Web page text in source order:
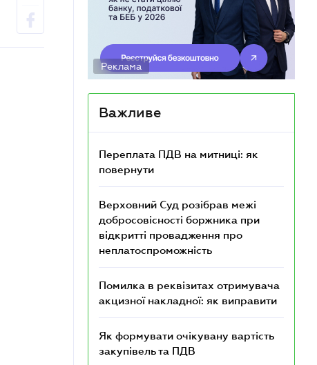
Реклама
Важливе
Переплата ПДВ на митниці: як
повернути
Верховний Суд розібрав межі
добросовісності боржника при
відкритті провадження про
неплатоспроможність
Помилка в реквізитах отримувача
акцизної накладної: як виправити
Як формувати очікувану вартість
закупівель та ПДВ